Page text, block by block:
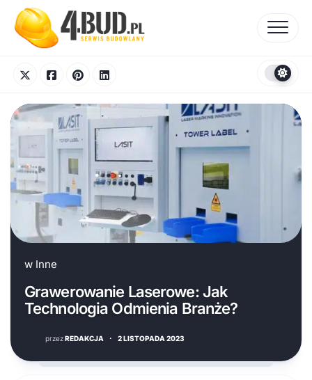
content
w Inne
Grawerowanie Laserowe: Jak
Technologia Odmienia Branże?
przezREDAKCJA · 2 LISTOPADA 2023